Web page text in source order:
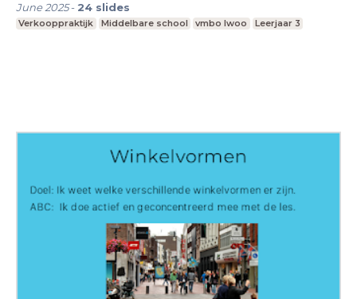
June 2025- 24 slides
Verkooppraktijk Middelbare school vmbo lwoo Leerjaar 3